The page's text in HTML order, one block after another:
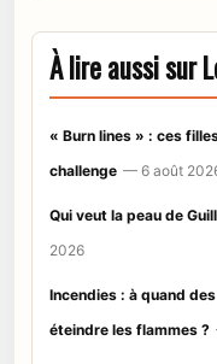
À lire aussi sur
« Burn lines » : ces
challenge — 6 août
Qui veut la peau de
2026
Incendies : à quand
éteindre les flammes ?